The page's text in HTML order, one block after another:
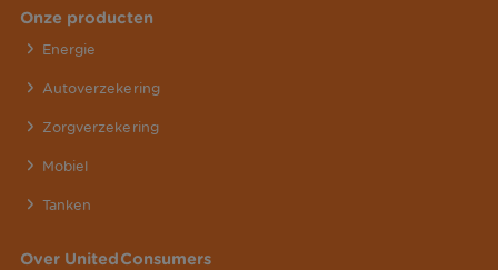
Onze producten
Energie
Autoverzekering
Zorgverzekering
Mobiel
Tanken
Over UnitedConsumers